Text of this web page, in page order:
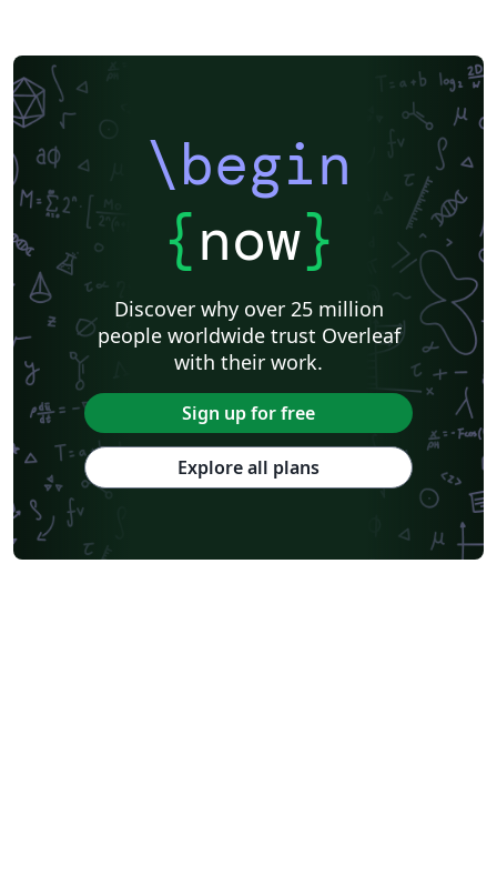
\begin
{now}
Discover why over 25 million
people worldwide trust Overleaf
with their work.
Sign up for free
Explore all plans